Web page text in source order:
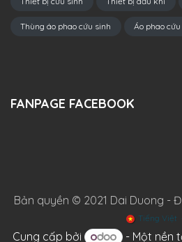
Thùng áo phao cứu sinh Áo phao
FANPAGE FACEBOOK
Bản quyền © 2021 Dai Duong -
Tiếng Việt
Cung cấp bởi - Một nền